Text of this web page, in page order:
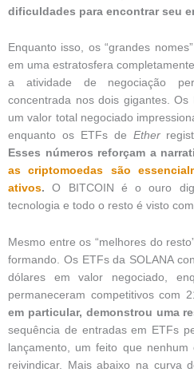
dificuldades para encontrar seu
Enquanto isso, os “grandes
em uma estratosfera
a atividade de negociação
concentrada nos dois gigantes. Os
um valor total negociado
enquanto os ETFs de Ether
Esses números reforçam a
as criptomoedas são
ativos. O BITCOIN é o ouro
tecnologia e todo o resto é visto
Mesmo entre os “melhores do
formando. Os ETFs da SOLANA
dólares em valor negociado,
permaneceram competitivos com
em particular, demonstrou uma
sequência de entradas em ETFs
lançamento, um feito que
reivindicar. Mais abaixo na curva